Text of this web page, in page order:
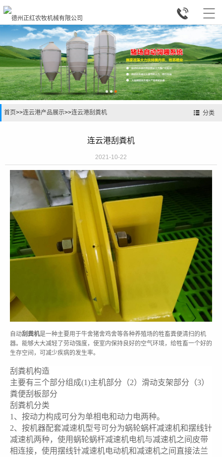


分类
首页>>连云港产品展示>>连云港刮粪机
连云港刮粪机
2021-10-22
自动刮粪机是一种主要用于牛舍猪舍鸡舍等各种养殖场的牲畜粪便清扫的机
器。能够大大减轻了劳动强度，使室内保持良好的空气环境，给牲畜一个好的
生存空间，可减少疾病的发生率。
刮粪机构造
主要有三个部分组成(1)主机部分（2）滑动支架部分（3）
粪便刮板部分
刮粪机分类
1、按动力构成可分为单相电和动力电两种。
2、按机器配套减速机型号可分为蜗轮蜗杆减速机和摆线针
减速机两种，使用蜗轮蜗杆减速机电机与减速机之间皮带
相连接，使用摆线针减速机电动机和减速机之间直接法兰